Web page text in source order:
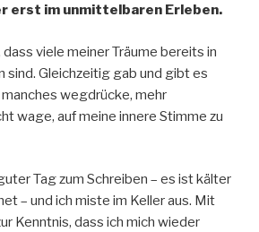
erst im unmittelbaren Erleben.
dass viele meiner Träume bereits in
sind. Gleichzeitig gab und gibt es
manches wegdrücke, mehr
wage, auf meine innere Stimme zu
Tag zum Schreiben – es ist kälter
– und ich miste im Keller aus. Mit
Kenntnis, dass ich mich wieder